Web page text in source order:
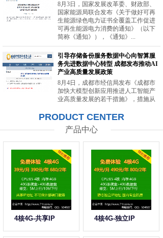
8月3日，国家发展改革委、财政部、
国家能源局联合发布《关于做好可再
生能源绿色电力证书全覆盖工作促进
可再生能源电力消费的通知》（以下
简称《通知》），《通知》...
引导存储备份服务数据中心向智算服
务先进数据中心转型 成都发布推动AI
产业高质量发展政策
8月4日，成都市经信局发布《成都市
加快大模型创新应用推进人工智能产
业高质量发展的若干措施》，措施从
力等方面提出20条举措。...
PRODUCT CENTER
产品中心
4核4G-共享IP 4核4G-独立IP